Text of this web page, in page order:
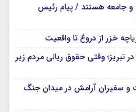
و جامعه هستند / پیام رئیس
خزر از دروغ تا واقعیت
تبریز؛ وقتی حقوق ریالی مردم زیر
و سفیران آرامش در میدان جنگ